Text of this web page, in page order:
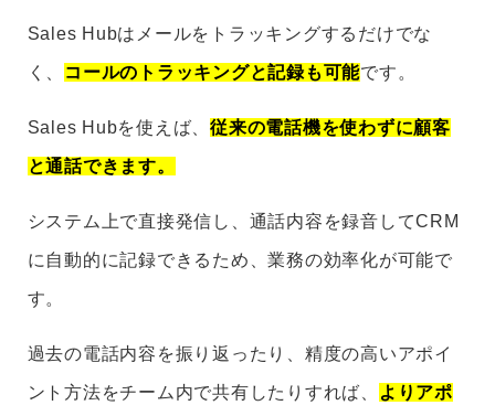
Sales Hubはメールをトラッキングするだけでな
く、 コールのトラッキングと記録も可能です。
Sales Hubを使えば、従来の電話機を使わずに顧客
と通話できます。
システム上で直接発信し、通話内容を録音してCRM
に自動的に記録できるため、業務の効率化が可能で
す。
過去の電話内容を振り返ったり、精度の高いアポイ
ント方法をチーム内で共有したりすれば、 よりアポ